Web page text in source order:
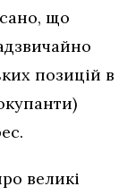
що
позицій в
великі